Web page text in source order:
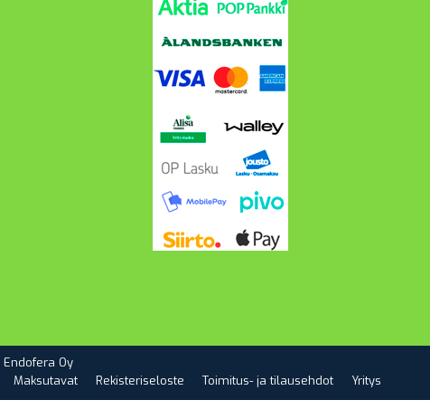
Endofera Oy
Maksutavat Rekisteriseloste Toimitus- ja tilausehdot Yritys